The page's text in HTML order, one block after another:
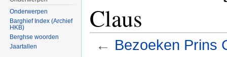
Claus
← Bezoeken Prins
Onderwerpen
Barghief Index (Archief
HKB)
Berghse woorden
Jaartallen